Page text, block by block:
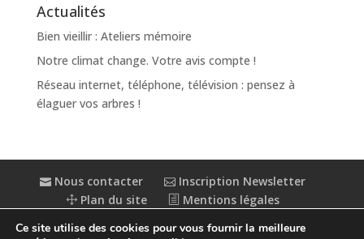
Actualités
Bien vieillir : Ateliers mémoire
Notre climat change. Votre avis compte !
Réseau internet, téléphone, télévision : pensez à
élaguer vos arbres !
Nous contacter
Inscription Newsletter
Plan du site
Mentions légales
Ce site utilise des cookies pour vous fournir la meilleure